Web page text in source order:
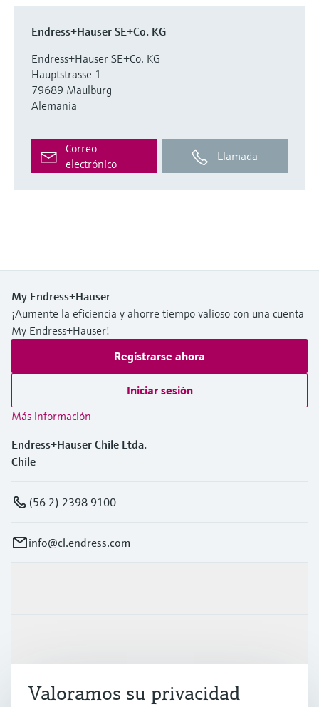
Endress+Hauser SE+Co. KG
Endress+Hauser SE+Co. KG
Hauptstrasse 1
79689 Maulburg
Alemania
Correo
electrónico
Llamada
My Endress+Hauser
¡Aumente la eficiencia y ahorre tiempo valioso con una cuenta
My Endress+Hauser!
Registrarse ahora
Iniciar sesión
Más información
Endress+Hauser Chile Ltda.
Chile
(56 2) 2398 9100
info@cl.endress.com
Soporte
Valoramos su privacidad